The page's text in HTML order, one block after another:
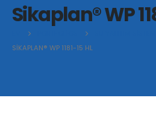
Sikaplan® WP
SIKAPLAN® WP 1181-15 HL